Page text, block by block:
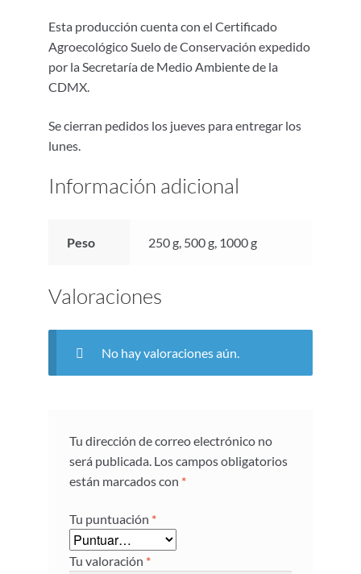
Esta producción cuenta con el Certificado
Agroecológico Suelo de Conservación expedido
por la Secretaría de Medio Ambiente de la
CDMX.
Se cierran pedidos los jueves para entregar los
lunes.
Información adicional
Peso 250 g, 500 g, 1000 g
Valoraciones
No hay valoraciones aún.
Tu dirección de correo electrónico no
será publicada. Los campos obligatorios
están marcados con *
Tu puntuación *
Tu valoración *